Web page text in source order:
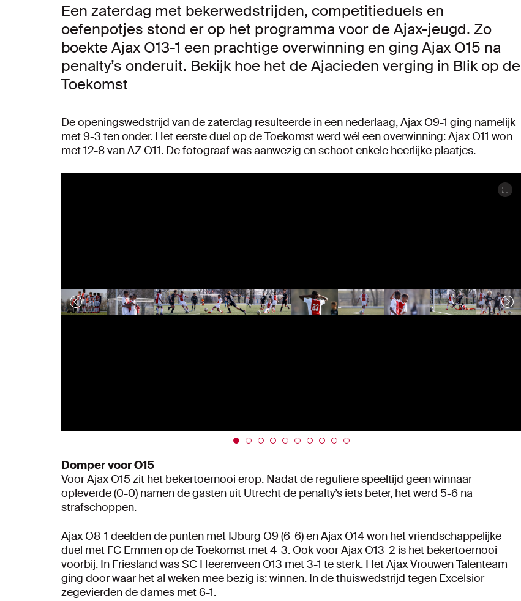
Een zaterdag met bekerwedstrijden, competitieduels en
oefenpotjes stond er op het programma voor de Ajax-jeugd. Zo
boekte Ajax O13-1 een prachtige overwinning en ging Ajax O15 na
penalty’s onderuit. Bekijk hoe het de Ajacieden verging in Blik op de
Toekomst
De openingswedstrijd van de zaterdag resulteerde in een nederlaag, Ajax O9-1 ging namelijk
met 9-3 ten onder. Het eerste duel op de Toekomst werd wél een overwinning: Ajax O11 won
met 12-8 van AZ O11. De fotograaf was aanwezig en schoot enkele heerlijke plaatjes.
Domper voor O15
Voor Ajax O15 zit het bekertoernooi erop. Nadat de reguliere speeltijd geen winnaar
opleverde (0-0) namen de gasten uit Utrecht de penalty’s iets beter, het werd 5-6 na
strafschoppen.
Ajax O8-1 deelden de punten met IJburg O9 (6-6) en Ajax O14 won het vriendschappelijke
duel met FC Emmen op de Toekomst met 4-3. Ook voor Ajax O13-2 is het bekertoernooi
voorbij. In Friesland was SC Heerenveen O13 met 3-1 te sterk. Het Ajax Vrouwen Talenteam
ging door waar het al weken mee bezig is: winnen. In de thuiswedstrijd tegen Excelsior
zegevierden de dames met 6-1.